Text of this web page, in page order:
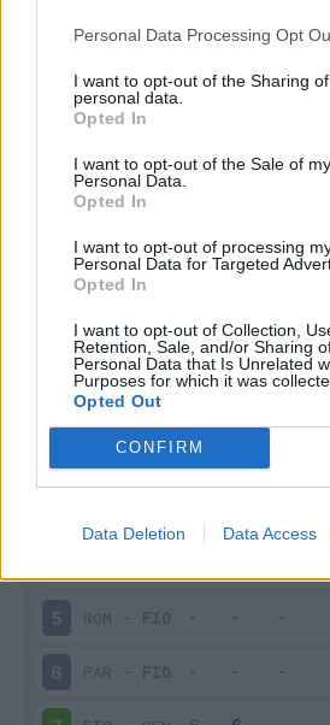
Personal Data Processing Opt
I want to opt-out of the Sharing
personal data.
Opted In
I want to opt-out of the Sale of my
Personal Data.
Opted In
I want to opt-out of processing
Personal Data for Targeted
Opted In
I want to opt-out of Collection,
Retention, Sale, and/or Sharing
Personal Data that Is Unrelated
Purposes for which it was
Opted Out
CONFIRM
Data Deletion Data Access
Scarica riepilogo
stagionale
Giornata VotoFV Entrato
INT-FIO
-SAM
5 ROM - FIO
6 PAR - FIO